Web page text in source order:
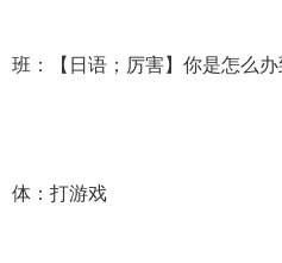
班：【日语；厉害】你是怎么办
体：打游戏